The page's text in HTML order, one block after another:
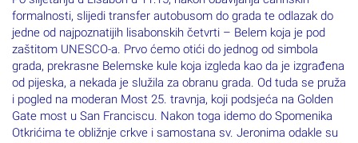
jedne od najpoznatijih lisabonskih četvrti – Belem koja je pod
zaštitom UNESCO-a. Prvo ćemo otići do jednog od simbola
grada, prekrasne Belemske kule koja izgleda kao da je izgrađena
od pijeska, a nekada je služila za obranu grada. Od tuda se pruža
i pogled na moderan Most 25. travnja, koji podsjeća na Golden
Gate most u San Franciscu. Nakon toga idemo do Spomenika
Otkrićima te obližnje crkve i samostana sv. Jeronima odakle su
kretali brodovi na istraživačke pohode i mjesto gdje je sahranjen